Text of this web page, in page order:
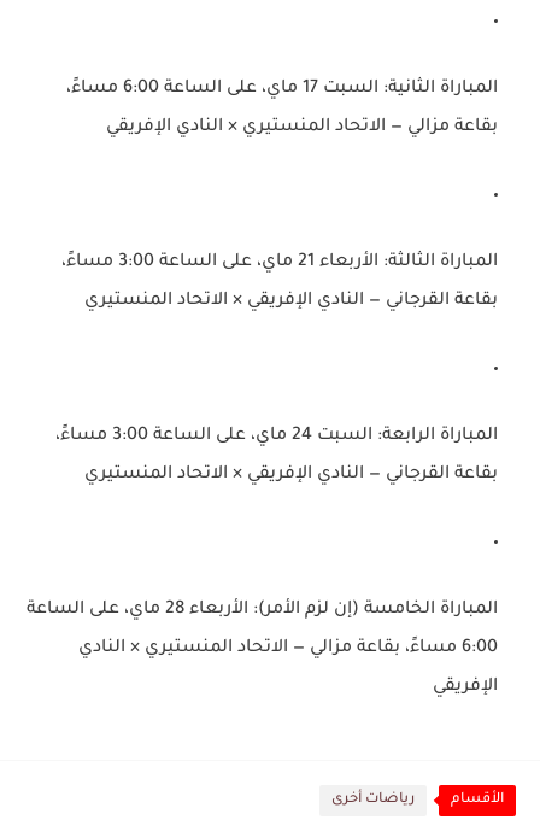
المباراة الثانية
: السبت 17 ماي، على الساعة 6:00 مساءً،
بقاعة مزالي — الاتحاد المنستيري × النادي الإفريقي
المباراة الثالثة
: الأربعاء 21 ماي، على الساعة 3:00 مساءً،
بقاعة القرجاني — النادي الإفريقي × الاتحاد المنستيري
المباراة الرابعة
: السبت 24 ماي، على الساعة 3:00 مساءً،
بقاعة القرجاني — النادي الإفريقي × الاتحاد المنستيري
المباراة الخامسة (إن لزم الأمر)
: الأربعاء 28 ماي، على الساعة
6:00 مساءً، بقاعة مزالي —
الاتحاد المنستيري × النادي
الإفريقي
الأقسام رياضات أخرى